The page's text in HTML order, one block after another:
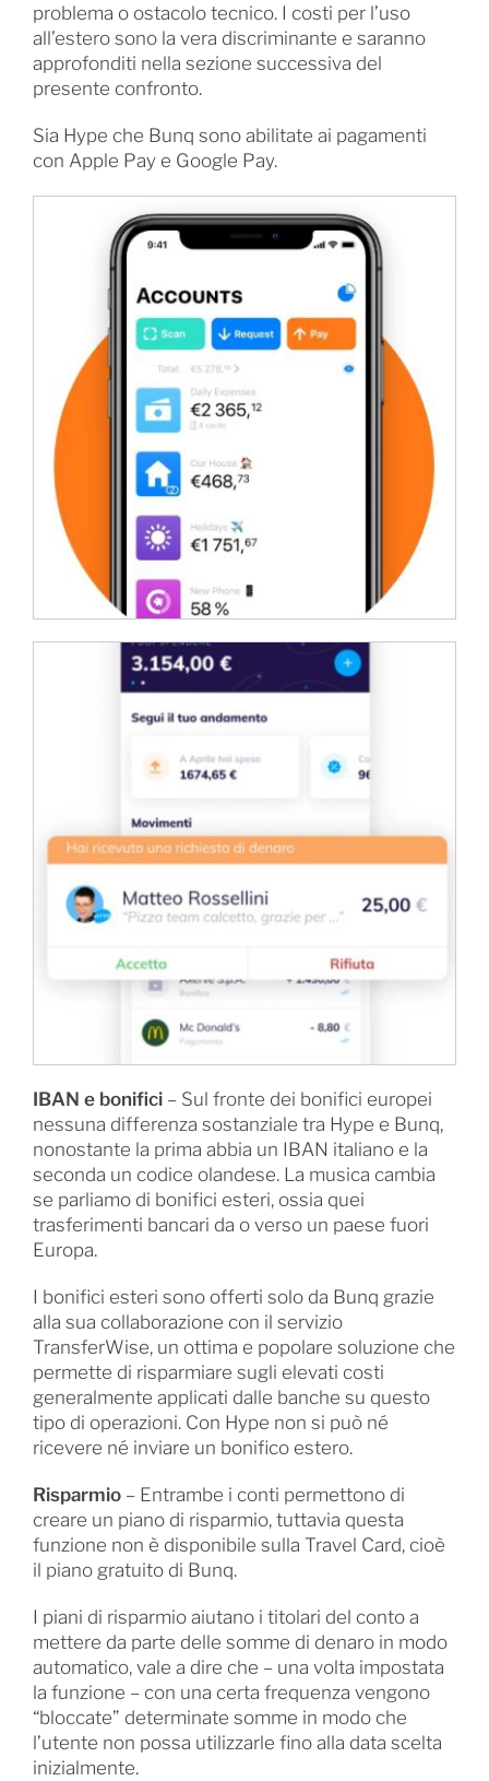
problema o ostacolo tecnico. I costi per l’uso
all’estero sono la vera discriminante e saranno
approfonditi nella sezione successiva del
presente confronto.
Sia Hype che Bunq sono abilitate ai pagamenti
con Apple Pay e Google Pay.
IBAN e bonifici– Sul fronte dei bonifici europei
nessuna differenza sostanziale tra Hype e Bunq,
nonostante la prima abbia un IBAN italiano e la
seconda un codice olandese. La musica cambia
se parliamo di bonifici esteri, ossia quei
trasferimenti bancari da o verso un paese fuori
Europa.
I bonifici esteri sono offerti solo da Bunq grazie
alla sua collaborazione con il servizio
TransferWise, un ottima e popolare soluzione che
permette di risparmiare sugli elevati costi
generalmente applicati dalle banche su questo
tipo di operazioni. Con Hype non si può né
ricevere né inviare un bonifico estero.
Risparmio– Entrambe i conti permettono di
creare un piano di risparmio, tuttavia questa
funzione non è disponibile sulla Travel Card, cioè
il piano gratuito di Bunq.
I piani di risparmio aiutano i titolari del conto a
mettere da parte delle somme di denaro in modo
automatico, vale a dire che – una volta impostata
la funzione – con una certa frequenza vengono
“bloccate” determinate somme in modo che
l’utente non possa utilizzarle fino alla data scelta
inizialmente.